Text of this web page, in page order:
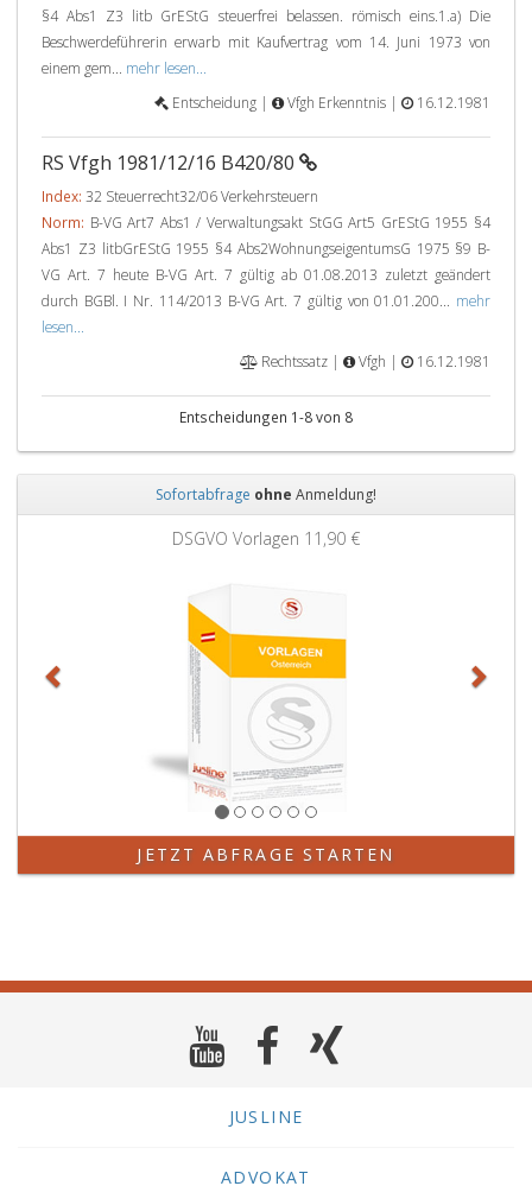
§4 Abs1 Z3 litb GrEStG steuerfrei belassen. römisch eins.1.a) Die
Beschwerdeführerin erwarb mit Kaufvertrag vom 14. Juni 1973 von
einem gem... mehr lesen...
Entscheidung |
Vfgh Erkenntnis | 16.12.1981
RS Vfgh 1981/12/16 B420/80
Index: 32 Steuerrecht32/06 Verkehrsteuern
Norm: B-VG Art7 Abs1 / Verwaltungsakt StGG Art5 GrEStG 1955 §4
Abs1 Z3 litbGrEStG 1955 §4 Abs2WohnungseigentumsG 1975 §9 B-
VG Art. 7 heute B-VG Art. 7 gültig ab 01.08.2013 zuletzt geändert
durch BGBl. I Nr. 114/2013 B-VG Art. 7 gültig von 01.01.200... mehr
lesen...
Rechtssatz |
Vfgh | 16.12.1981
Entscheidungen 1-8 von 8
Sofortabfrage ohne Anmeldung!
DSGVO Vorlagen 11,90 €
JETZT ABFRAGE STARTEN
JUSLINE
ADVOKAT